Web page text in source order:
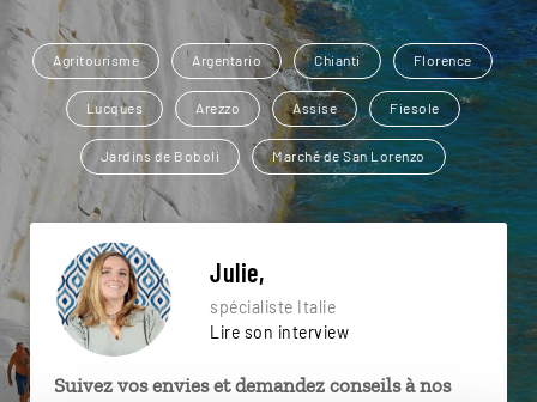
Agritourisme Argentario Chianti Florence
Lucques Arezzo Assise Fiesole
Jardins de Boboli Marché de San Lorenzo
Julie,
spécialiste Italie
Lire son interview
Suivez vos envies et demandez conseils à nos